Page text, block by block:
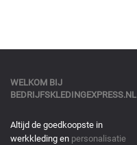
WELKOM BIJ
BEDRIJFSKLEDINGEXPRESS.NL
Altijd de goedkoopste in
werkkleding en personalisatie